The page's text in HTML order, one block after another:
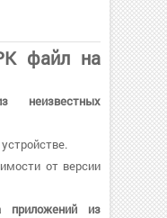
файл на
неизвестных
от версии
приложений из